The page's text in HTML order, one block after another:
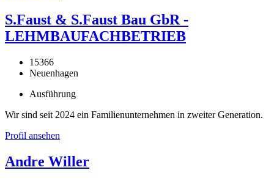
S.Faust & S.Faust Bau GbR -
LEHMBAUFACHBETRIEB
15366
Neuenhagen
Ausführung
Wir sind seit 2024 ein Familienunternehmen in zweiter Generation.
Profil ansehen
Andre Willer